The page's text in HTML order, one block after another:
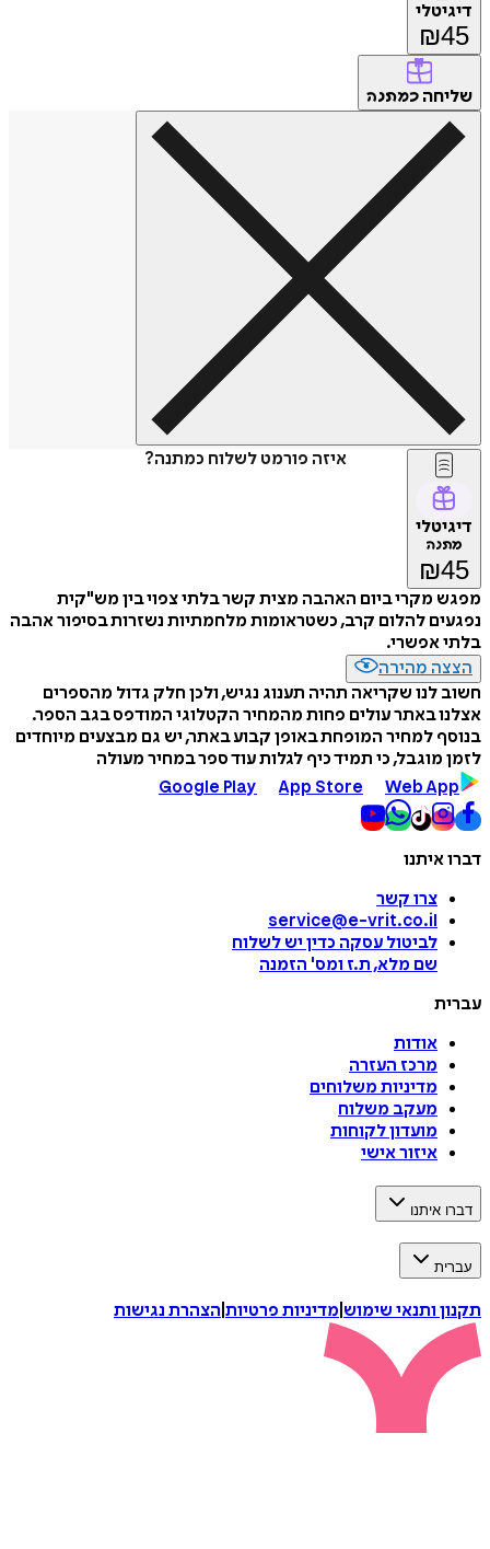
דיגיטלי
₪45
שליחה כמתנה
איזה פורמט לשלוח כמתנה?
דיגיטלי
מתנה
₪45
מפגש מקרי ביום האהבה מצית קשר בלתי צפוי בין מש"קית
נפגעים להלום קרב, כשטראומות מלחמתיות נשזרות בסיפור אהבה
בלתי אפשרי.
הצצה מהירה
חשוב לנו שקריאה תהיה תענוג נגיש, ולכן חלק גדול מהספרים
אצלנו באתר עולים פחות מהמחיר הקטלוגי המודפס בגב הספר.
בנוסף למחיר המופחת באופן קבוע באתר, יש גם מבצעים מיוחדים
לזמן מוגבל, כי תמיד כיף לגלות עוד ספר במחיר מעולה
Google Play
App Store Web App
דברו איתנו
צרו קשר
service@e-vrit.co.il
לביטול עסקה כדין יש לשלוח
שם מלא, ת.ז ומס' הזמנה
עברית
אודות
מרכז העזרה
מדיניות משלוחים
מעקב משלוח
מועדון לקוחות
איזור אישי
דברו איתנו
עברית
תקנון ותנאי שימוש מדיניות פרטיות הצהרת נגישות